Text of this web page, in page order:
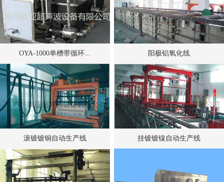
OYA-1000单槽带循环... 阳极铝氧化线
滚镀镀铜自动生产线 挂镀镀镍自动生产线